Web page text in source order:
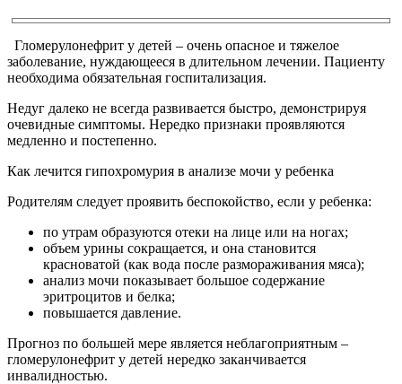
Гломерулонефрит у детей – очень опасное и тяжелое
заболевание, нуждающееся в длительном лечении. Пациенту
необходима обязательная госпитализация.
Недуг далеко не всегда развивается быстро, демонстрируя
очевидные симптомы. Нередко признаки проявляются
медленно и постепенно.
Как лечится гипохромурия в анализе мочи у ребенка
Родителям следует проявить беспокойство, если у ребенка:
по утрам образуются отеки на лице или на ногах;
объем урины сокращается, и она становится
красноватой (как вода после размораживания мяса);
анализ мочи показывает большое содержание
эритроцитов и белка;
повышается давление.
Прогноз по большей мере является неблагоприятным –
гломерулонефрит у детей нередко заканчивается
инвалидностью.